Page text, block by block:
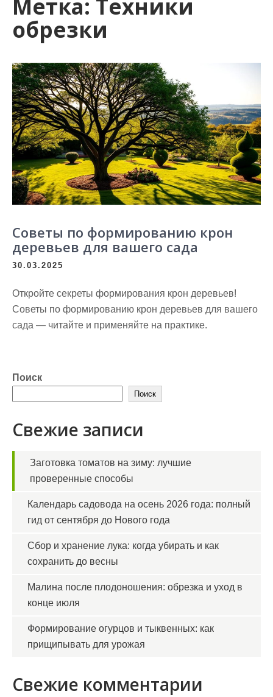
Метка: Техники
обрезки
Советы по формированию крон
деревьев для вашего сада
30.03.2025
Откройте секреты формирования крон деревьев!
Советы по формированию крон деревьев для вашего
сада — читайте и применяйте на практике.
Поиск
Поиск
Свежие записи
Заготовка томатов на зиму: лучшие
проверенные способы
Календарь садовода на осень 2026 года: полный
гид от сентября до Нового года
Сбор и хранение лука: когда убирать и как
сохранить до весны
Малина после плодоношения: обрезка и уход в
конце июля
Формирование огурцов и тыквенных: как
прищипывать для урожая
Свежие комментарии